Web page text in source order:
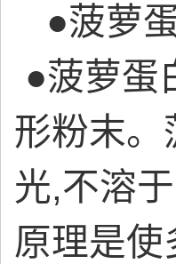
●菠萝
●菠萝蛋
形粉末。
光,不溶
原理是